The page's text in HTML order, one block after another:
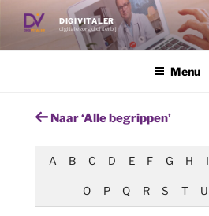
de
DIGIVITALER
digitale zorg dichterbij
Menu
Naar ‘Alle begrippen’
A B C D E F G H I
O P Q R S T U